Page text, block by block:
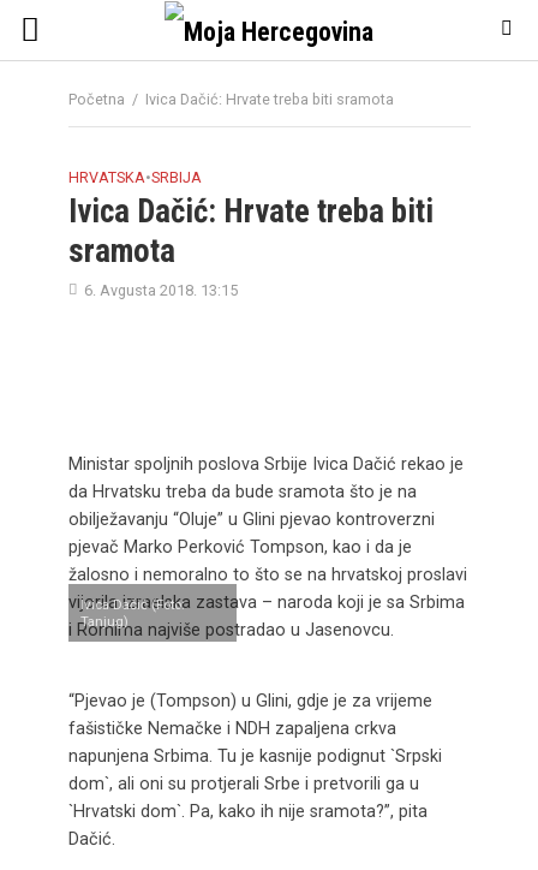
Početna / Ivica Dačić: Hrvate treba biti sramota
HRVATSKA•SRBIJA
Ivica Dačić: Hrvate treba biti
sramota
6. Avgusta 2018. 13:15
Ministar spoljnih poslova Srbije Ivica Dačić rekao je
da Hrvatsku treba da bude sramota što je na
obilježavanju “Oluje” u Glini pjevao kontroverzni
pjevač Marko Perković Tompson, kao i da je
žalosno i nemoralno to što se na hrvatskoj proslavi
vijorila izraelska zastava – naroda koji je sa Srbima
i Romima najviše postradao u Jasenovcu.
Ivica Dačić (Foto:
Tanjug)
“Pjevao je (Tompson) u Glini, gdje je za vrijeme
fašističke Nemačke i NDH zapaljena crkva
napunjena Srbima. Tu je kasnije podignut `Srpski
dom`, ali oni su protjerali Srbe i pretvorili ga u
`Hrvatski dom`. Pa, kako ih nije sramota?”, pita
Dačić.